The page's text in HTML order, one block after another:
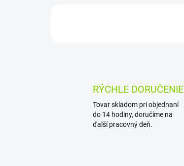
RÝCHLE DORUČENIE
Tovar skladom pri objednaní
do 14 hodiny, doručíme na
ďalší pracovný deň.